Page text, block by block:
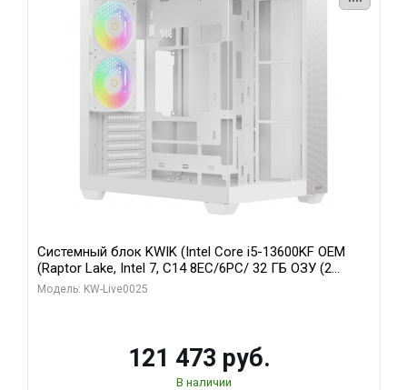
Системный блок KWIK (Intel Core i5-13600KF OEM
(Raptor Lake, Intel 7, C14 8EC/6PC/ 32 ГБ ОЗУ (2
модуля)/ Gigabyte RTX5060 WINDFORCE OC 8GB
Модель: KW-Live0025
121 473 руб.
В наличии